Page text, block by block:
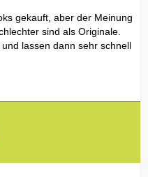
gekauft, aber der Meinung
sind als Originale.
lassen dann sehr schnell